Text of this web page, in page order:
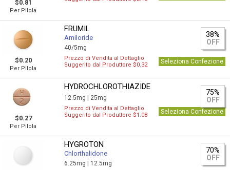
$0.81
Per Pilola
$0.20
Per Pilola
FRUMIL
Amiloride
40/5mg
38%
OFF
Prezzo di Vendita al Dettaglio
Suggerito dal Produttore $0.32
Seleziona Confezione
$0.27
Per Pilola
HYDROCHLOROTHIAZIDE
12.5mg | 25mg
75%
OFF
Prezzo di Vendita al Dettaglio
Suggerito dal Produttore $1.08
Seleziona Confezione
HYGROTON
Chlorthalidone
6.25mg | 12.5mg
70%
OFF